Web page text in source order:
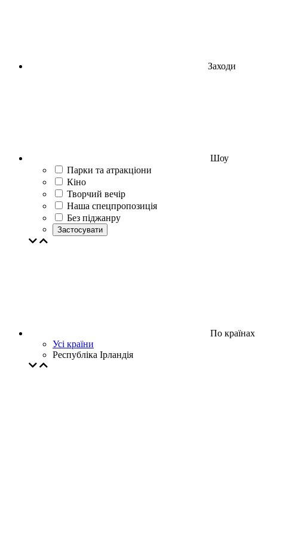
Заходи
Шоу
Парки та атракціони
Кіно
Творчий вечір
Наша спецпропозиція
Без піджанру
Застосувати
По країнах
Усі країни
Республіка Ірландія